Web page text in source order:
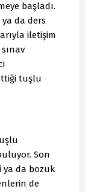
başladı.
da ders
iletişim
tuşlu
Son
ya da bozuk
de